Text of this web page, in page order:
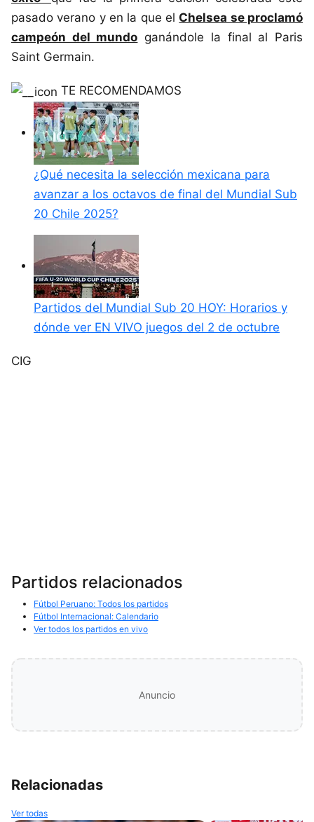
pasado verano y en la que el Chelsea se proclamó
campeón del mundo ganándole la final al Paris
Saint Germain.
TE RECOMENDAMOS
¿Qué necesita la selección mexicana para
avanzar a los octavos de final del Mundial Sub
20 Chile 2025?
Partidos del Mundial Sub 20 HOY: Horarios y
dónde ver EN VIVO juegos del 2 de octubre
CIG
Partidos relacionados
Fútbol Peruano: Todos los partidos
Fútbol Internacional: Calendario
Ver todos los partidos en vivo
Anuncio
Relacionadas
Ver todas